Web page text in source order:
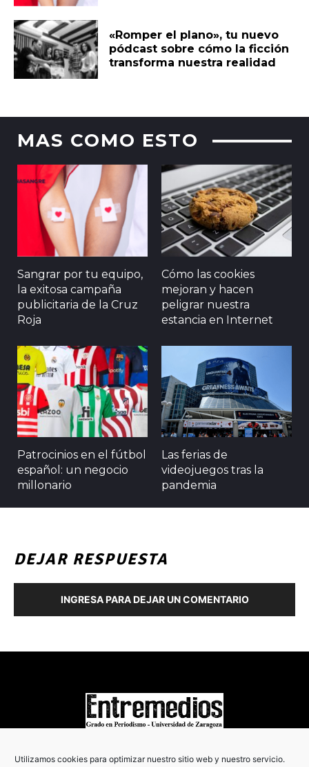
Utilizamos cookies para optimizar nuestro sitio web y nuestro servicio.
«Romper el plano», tu nuevo
pódcast sobre cómo la ficción
transforma nuestra realidad
MAS COMO ESTO
Sangrar por tu equipo,
la exitosa campaña
publicitaria de la Cruz
Roja
Cómo las cookies
mejoran y hacen
peligrar nuestra
estancia en Internet
Patrocinios en el fútbol
español: un negocio
millonario
Las ferias de
videojuegos tras la
pandemia
DEJAR RESPUESTA
INGRESA PARA DEJAR UN COMENTARIO